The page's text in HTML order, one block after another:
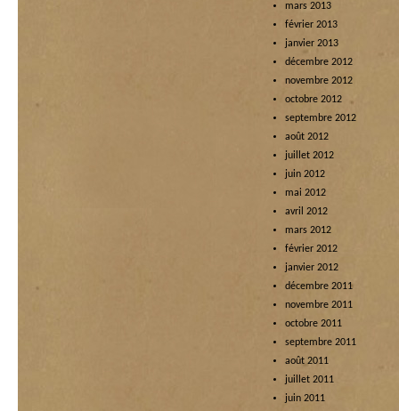
mars 2013
février 2013
janvier 2013
décembre 2012
novembre 2012
octobre 2012
septembre 2012
août 2012
juillet 2012
juin 2012
mai 2012
avril 2012
mars 2012
février 2012
janvier 2012
décembre 2011
novembre 2011
octobre 2011
septembre 2011
août 2011
juillet 2011
juin 2011